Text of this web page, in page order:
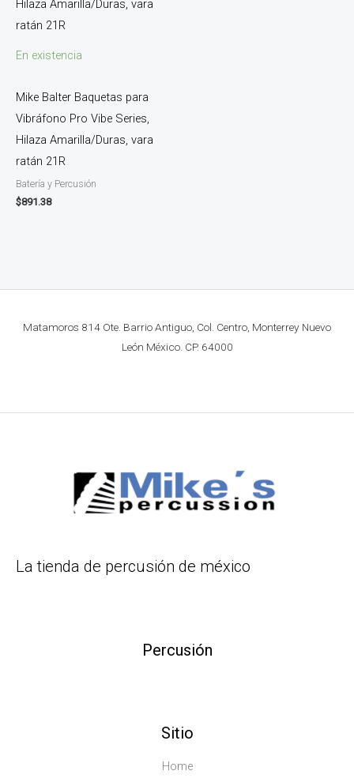
En existencia
Mike Balter Baquetas para
Vibráfono Pro Vibe Series,
Hilaza Amarilla/Duras, vara
ratán 21R
Batería y Percusión
$891.38
Matamoros 814 Ote. Barrio Antiguo, Col. Centro, Monterrey Nuevo
León México. CP. 64000
La tienda de percusión de méxico
Percusión
Sitio
Home